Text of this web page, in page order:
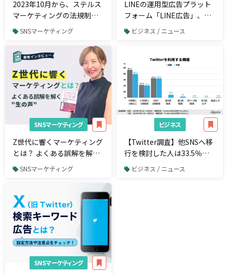
2023年10月から、ステルス
マーケティングの法規制は
どう変わる？ 弁護士が解
説！マーケ担当者が知って
おきたい法律知識
SNSマーケティング
LINEの運用型広告プラット
フォーム「LINE広告」、新
たに「LINEオープンチャッ
ト」での広告配信を開始
ビジネス / ニュース
SNSマーケティング
Z世代に響くマーケティング
とは？ よくある誤解を解
く"生の声"
SNSマーケティング
ビジネス
【Twitter調査】他SNSへ移
行を検討した人は33.5％、
前回から4.4pt増加 検討理
由にAPI有料化の影響あり
ビジネス / ニュース
SNSマーケティング